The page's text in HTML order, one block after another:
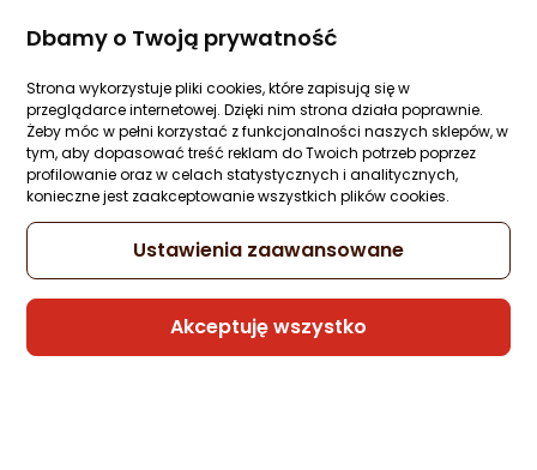
Dbamy o Twoją prywatność
Strona wykorzystuje pliki cookies, które zapisują się w
przeglądarce internetowej. Dzięki nim strona działa poprawnie.
Żeby móc w pełni korzystać z funkcjonalności naszych sklepów, w
tym, aby dopasować treść reklam do Twoich potrzeb poprzez
profilowanie oraz w celach statystycznych i analitycznych,
konieczne jest zaakceptowanie wszystkich plików cookies.
Ustawienia zaawansowane
Akceptuję wszystko